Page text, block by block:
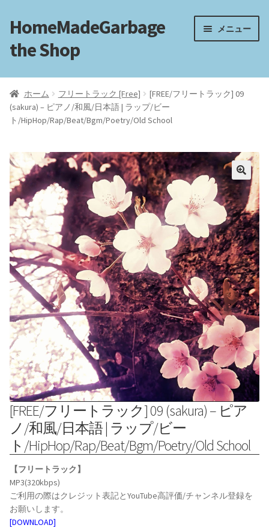
ナ
ビ
ゲ
ョ
ン
へ
キ
ッ
プ
コ
ン
テ
へ
ス
キ
プ
HomeMadeGarbage
the Shop
メニュー
ホーム
電子工作
フリーBGM
ブログ
ホーム フリートラック [Free]
[FREE/フリートラック] 09
(sakura) – ピアノ/和風/日本語 | ラップ/ビー
ト/HipHop/Rap/Beat/Bgm/Poetry/Old School
[FREE/フリートラック] 09 (sakura) – ピア
ノ/和風/日本語 | ラップ/ビー
ト/HipHop/Rap/Beat/Bgm/Poetry/Old School
【フリートラック】
MP3(320kbps)
ご利用の際はクレジット表記とYouTube高評価/チャンネル登録を
お願いします。
[DOWNLOAD]